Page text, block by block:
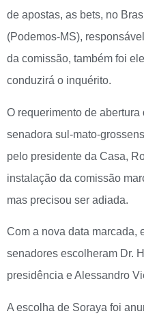
de apostas, as bets, no
(Podemos-MS),
da comissão, também foi
conduzirá o inquérito.
O requerimento de
senadora sul-mato-
pelo presidente da Casa,
instalação da comissão
mas precisou ser adiada.
Com a nova data marcada,
senadores escolheram Dr.
presidência e Alessandro
A escolha de Soraya foi